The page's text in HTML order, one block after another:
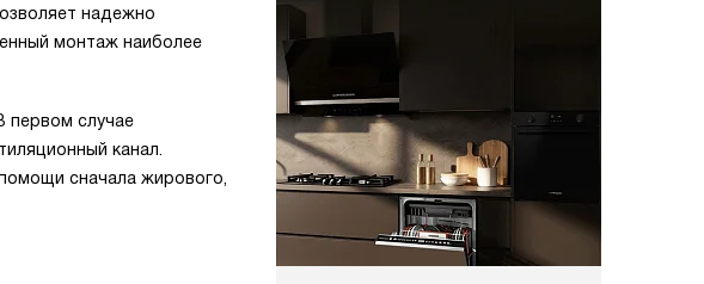
надежно
монтаж наиболее
первом случае
канал.
сначала жирового,